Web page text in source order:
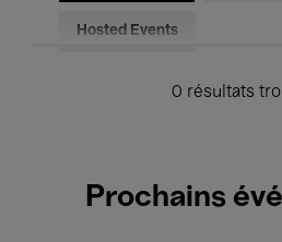
Hosted Events
0 résultats
Prochains